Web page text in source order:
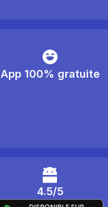
App 100% gratuite
4.5/5